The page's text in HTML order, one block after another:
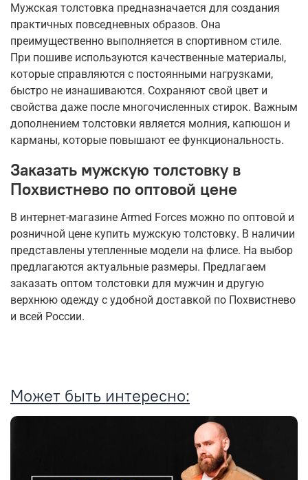
Мужская толстовка предназначается для создания
практичных повседневных образов. Она
преимущественно выполняется в спортивном стиле.
При пошиве используются качественные материалы,
которые справляются с постоянными нагрузками,
быстро не изнашиваются. Сохраняют свой цвет и
свойства даже после многочисленных стирок. Важным
дополнением толстовки является молния, капюшон и
карманы, которые повышают ее функциональность.
Заказать мужскую толстовку в
Похвистнево по оптовой цене
В интернет-магазине Armed Forces можно по оптовой и
розничной цене купить мужскую толстовку. В наличии
представлены утепленные модели на флисе. На выбор
предлагаются актуальные размеры. Предлагаем
заказать оптом толстовки для мужчин и другую
верхнюю одежду с удобной доставкой по Похвистнево
и всей России.
Может быть интересно: